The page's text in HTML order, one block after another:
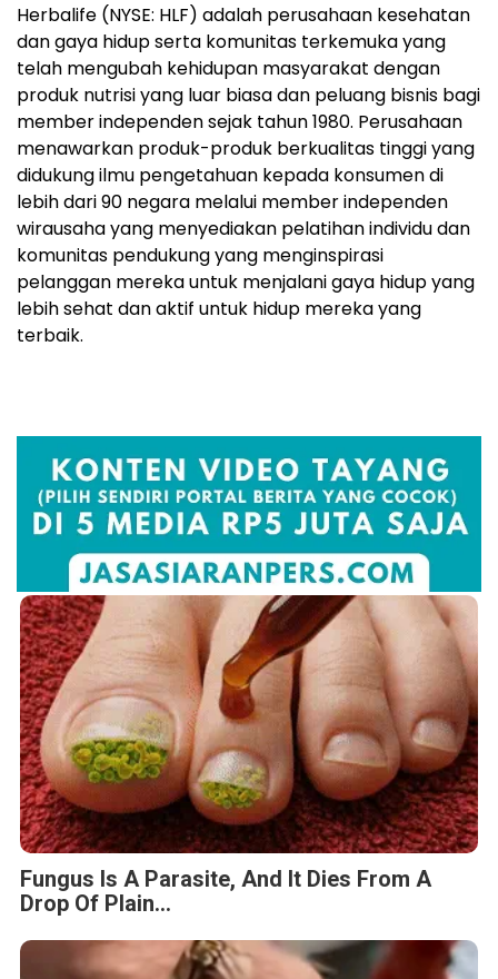
Herbalife (NYSE: HLF) adalah perusahaan kesehatan
dan gaya hidup serta komunitas terkemuka yang
telah mengubah kehidupan masyarakat dengan
produk nutrisi yang luar biasa dan peluang bisnis bagi
member independen sejak tahun 1980. Perusahaan
menawarkan produk-produk berkualitas tinggi yang
didukung ilmu pengetahuan kepada konsumen di
lebih dari 90 negara melalui member independen
wirausaha yang menyediakan pelatihan individu dan
komunitas pendukung yang menginspirasi
pelanggan mereka untuk menjalani gaya hidup yang
lebih sehat dan aktif untuk hidup mereka yang
terbaik.
Fungus Is A Parasite, And It Dies From A
Drop Of Plain...